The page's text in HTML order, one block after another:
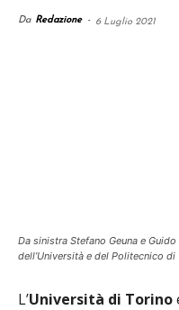
Da Redazione - 6 Luglio 2021
Da sinistra Stefano Geuna e
dell’Università e del Politecnico di
L’Università di Torino